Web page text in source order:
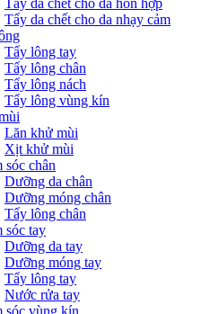
Tẩy da chết cho da nhạy cảm
Tẩy lông tay
Tẩy lông chân
Tẩy lông nách
Tẩy lông vùng kín
Lăn khử mùi
Xịt khử mùi
sóc chân
Dưỡng da chân
Dưỡng móng chân
Tẩy lông chân
sóc tay
Dưỡng da tay
Dưỡng móng tay
Tẩy lông tay
Nước rửa tay
sóc vùng kín